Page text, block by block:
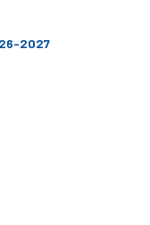
2027